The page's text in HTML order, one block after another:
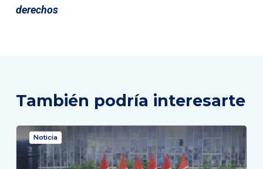
derechos
También podría interesarte
Noticia